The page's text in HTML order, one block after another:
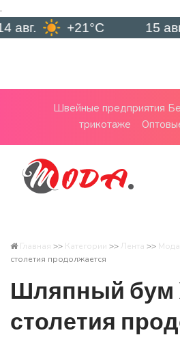
.
+21°C
Швейные предприятия
трикотаже
Главная >> Категории >> Лента >> Мода
столетия продолжается
Шляпный бум
столетия